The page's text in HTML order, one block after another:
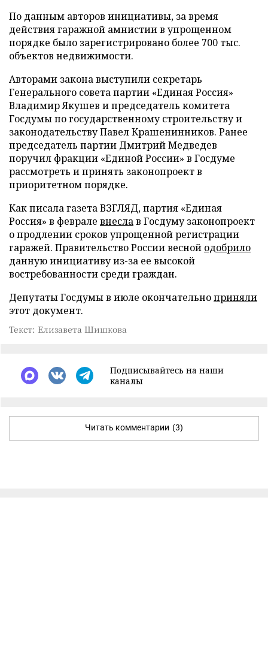
По данным авторов инициативы, за время
действия гаражной амнистии в упрощенном
порядке было зарегистрировано более 700 тыс.
объектов недвижимости.
Авторами закона выступили секретарь
Генерального совета партии «Единая Россия»
Владимир Якушев и председатель комитета
Госдумы по государственному строительству и
законодательству Павел Крашенинников. Ранее
председатель партии Дмитрий Медведев
поручил фракции «Единой России» в Госдуме
рассмотреть и принять законопроект в
приоритетном порядке.
Как писала газета ВЗГЛЯД, партия «Единая
Россия» в феврале внеслав Госдуму законопроект
о продлении сроков упрощенной регистрации
гаражей. Правительство России весной одобрило
данную инициативу из-за ее высокой
востребованности среди граждан.
Депутаты Госдумы в июле окончательноприняли
этот документ.
Текст: Елизавета Шишкова
Подписывайтесь на наши
каналы
Читать комментарии (3)